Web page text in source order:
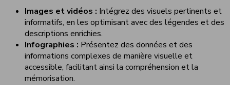
Images et vidéos : Intégrez des visuels pertinents et
informatifs, en les optimisant avec des légendes et des
descriptions enrichies.
Infographies : Présentez des données et des
informations complexes de manière visuelle et
accessible, facilitant ainsi la compréhension et la
mémorisation.